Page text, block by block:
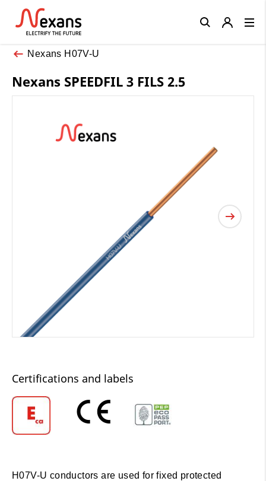
Nexans H07V-U
Nexans SPEEDFIL 3 FILS 2.5
Certifications and labels
H07V-U conductors are used for fixed protected
Close